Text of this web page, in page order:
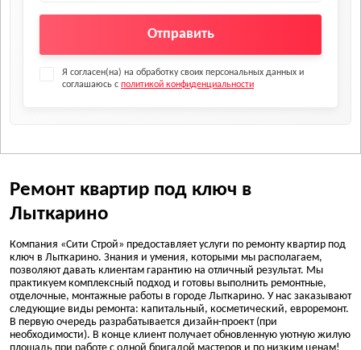
Отправить
Я согласен(на) на обработку своих персональных данных и
соглашаюсь с политикой конфиденциальности
Ремонт квартир под ключ в
Лыткарино
Компания «Сити Строй» предоставляет услуги по ремонту квартир под
ключ в Лыткарино. Знания и умения, которыми мы располагаем,
позволяют давать клиентам гарантию на отличный результат. Мы
практикуем комплексный подход и готовы выполнить ремонтные,
отделочные, монтажные работы в городе Лыткарино. У нас заказывают
следующие виды ремонта: капитальный, косметический, евроремонт.
В первую очередь разрабатывается дизайн-проект (при
необходимости). В конце клиент получает обновленную уютную жилую